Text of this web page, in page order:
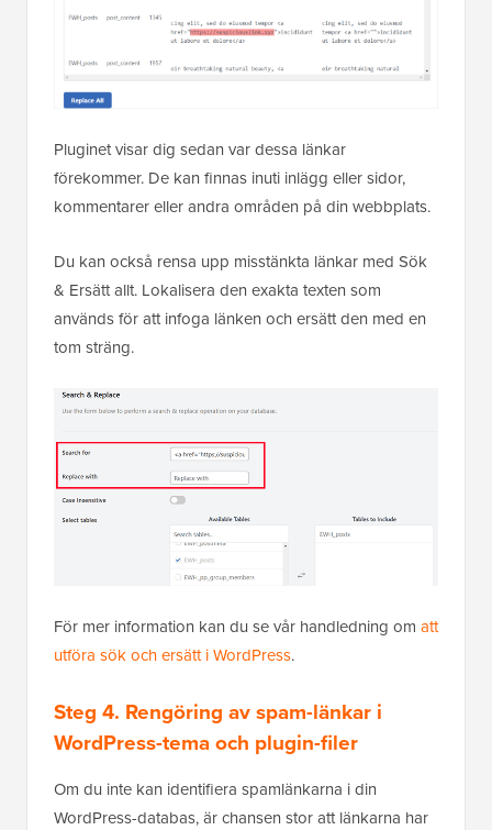
Pluginet visar dig sedan var dessa länkar
förekommer. De kan finnas inuti inlägg eller sidor,
kommentarer eller andra områden på din webbplats.
Du kan också rensa upp misstänkta länkar med Sök
& Ersätt allt. Lokalisera den exakta texten som
används för att infoga länken och ersätt den med en
tom sträng.
För mer information kan du se vår handledning om att
utföra sök och ersätt i WordPress.
Steg 4. Rengöring av spam-länkar i
WordPress-tema och plugin-filer
Om du inte kan identifiera spamlänkarna i din
WordPress-databas, är chansen stor att länkarna har